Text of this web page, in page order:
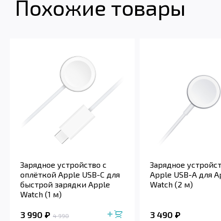
Похожие товары
Зарядное устройство с
оплёткой Apple USB-C для
быстрой зарядки Apple
Watch (1 м)
3 990 4 990
Зарядное
Apple USB-A для
Watch (2 м)
3 490